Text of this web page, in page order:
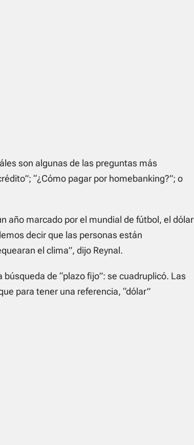
son algunas de las preguntas más
“¿Cómo pagar por homebanking?”; o
año marcado por el mundial de fútbol, el dólar
decir que las personas están
el clima”, dijo Reynal.
de “plazo fijo”: se cuadruplicó. Las
para tener una referencia, “dólar”